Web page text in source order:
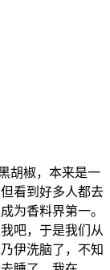
胡椒，本来是一
看到好多人都去
为香料界第一。
吧，于是我们从
伊洗脑了，不知